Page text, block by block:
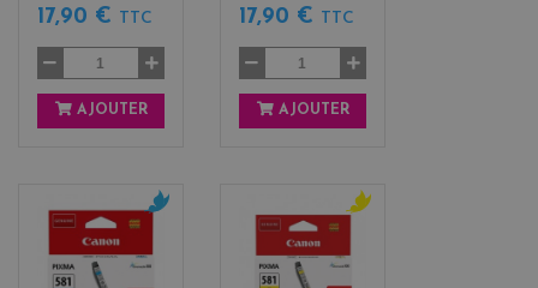
17,90 € TTC
AJOUTER
17,90 € TTC
AJOUTER
y